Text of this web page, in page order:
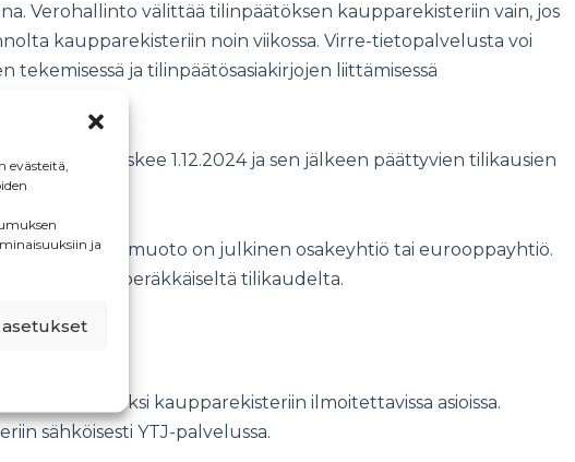
ja
asetukset
Verohallinto välittää tilinpäätöksen kaupparekisteriin vain, jos
kaupparekisteriin noin viikossa. Virre-tietopalvelusta voi
ja tilinpäätösasiakirjojen liittämisessä
koskee 1.12.2024 ja sen jälkeen päättyvien tilikausien
jos yritysmuoto on julkinen osakeyhtiö tai eurooppayhtiö.
useammalta peräkkäiseltä tilikaudelta.
pakolliseksi kaupparekisteriin ilmoitettavissa asioissa.
sähköisesti YTJ-palvelussa.